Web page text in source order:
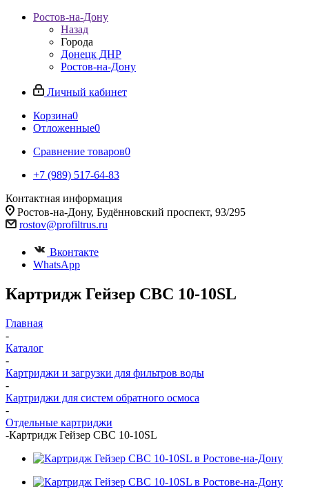
Ростов-на-Дону
Назад
Города
Донецк ДНР
Ростов-на-Дону
Личный кабинет
Корзина0
Отложенные0
Сравнение товаров0
+7 (989) 517-64-83
Контактная информация
Ростов-на-Дону, Будённовский проспект, 93/295
rostov@profiltrus.ru
Вконтакте
WhatsApp
Картридж Гейзер CВC 10-10SL
Главная
-
Каталог
-
Картриджи и загрузки для фильтров воды
-
Картриджи для систем обратного осмоса
-
Отдельные картриджи
-Картридж Гейзер CВC 10-10SL